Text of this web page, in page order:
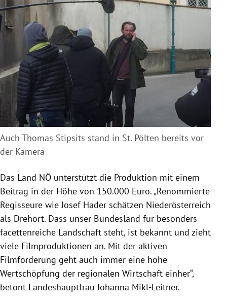
Auch Thomas Stipsits stand in St. Pölten bereits vor
der Kamera
Das Land NÖ unterstützt die Produktion mit einem
Beitrag in der Höhe von 150.000 Euro.„Renommierte
Regisseure wie Josef Hader schätzen Niederösterreich
als Drehort. Dass unser Bundesland für besonders
facettenreiche Landschaft steht, ist bekannt und zieht
viele Filmproduktionen an. Mit der aktiven
Filmförderung geht auch immer eine hohe
Wertschöpfung der regionalen Wirtschaft einher“,
betont Landeshauptfrau Johanna Mikl-Leitner.